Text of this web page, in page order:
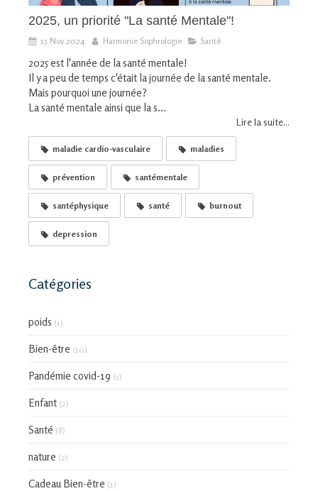
2025, un priorité "La santé Mentale"!
15 Nov 2024 Harmonie Sophrologie Santé
2025 est l'année de la santé mentale!
Il y a peu de temps c'était la journée de la santé mentale.
Mais pourquoi une journée?
La santé mentale ainsi que la s...
Lire la suite...
maladie cardio-vasculaire maladies
prévention santémentale
santéphysique santé burnout
depression
Catégories
poids (1)
Bien-être (10)
Pandémie covid-19 (1)
Enfant (2)
Santé (8)
nature (2)
Cadeau Bien-être (1)